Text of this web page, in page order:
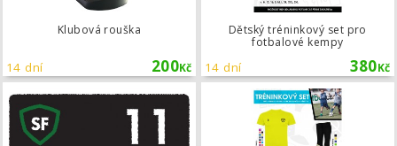
Klubová rouška
200Kč
14 dní
Dětský tréninkový set pro
fotbalové kempy
380Kč
14 dní
Koberec s logem klubu